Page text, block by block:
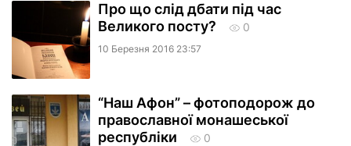
Про що слід дбати під час
Великого посту?
0
10 Березня 2016 23:57
“Наш Афон” – фотоподорож до
православної монашеської
республіки
0